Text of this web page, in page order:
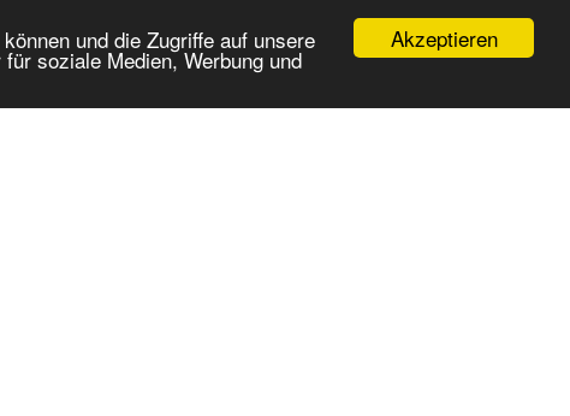
Akzeptieren
und die Zugriffe auf unsere
soziale Medien, Werbung und